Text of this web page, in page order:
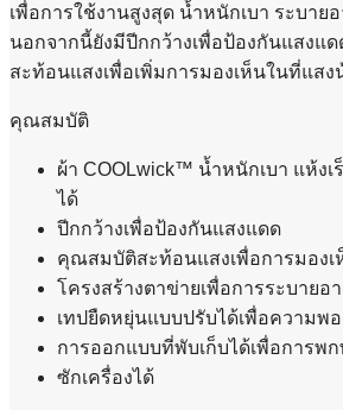
เพื่อการใช้งานสูงสุด น้ำหนักเบา ระบาย
นอกจากนี้ยังมีปีกกว้างเพื่อป้องกันแสงแ
สะท้อนแสงเพื่อเพิ่มการมองเห็นในที่แสง
คุณสมบัติ
ผ้า COOLwick™ น้ำหนักเบา แห้งเ
ได้
ปีกกว้างเพื่อป้องกันแสงแดด
คุณสมบัติสะท้อนแสงเพื่อการมอง
โครงสร้างตาข่ายเพื่อการระบายอ
เทปยืดหยุ่นแบบปรับได้เพื่อความพ
การออกแบบที่พับเก็บได้เพื่อการพ
ซักเครื่องได้